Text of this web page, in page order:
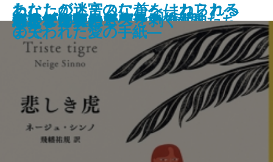
いつか家族に戻るとき
はいつくばって
ローマ物語
ハロー、ベイビー
ジュビリー
死んでいる元カノとの旅
名前のないカフェ
ライプニッツの輝ける7日間
わたしたちの不完全な人生へ
ジートコヴァーの最後の女神たち
悲しき虎
遺された者たちへ
わたしがナチスに首をはねられる
まで
翻訳する私
モナ・リザのニスを剥ぐ
わたしの人生
ピアノを尋ねて
スイマーズ
ハルビン
あなたの迷宮のなかへ―カフカへ
の失われた愛の手紙―